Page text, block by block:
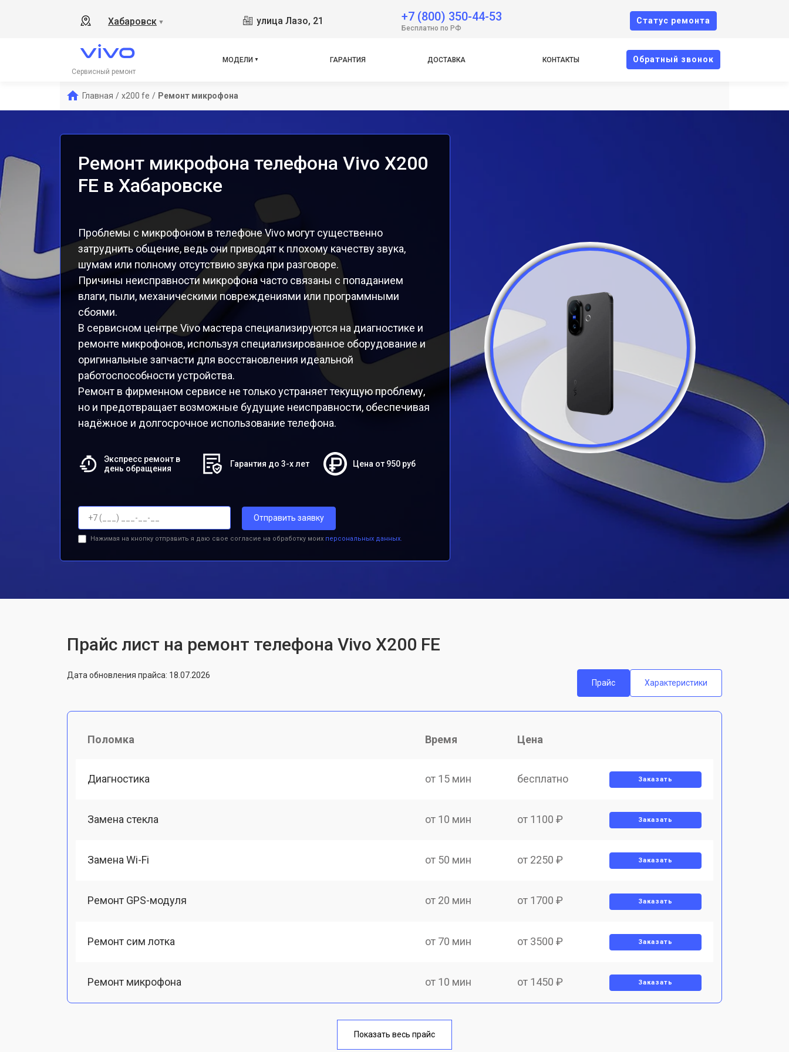
Хабаровск ▼ улица Лазо, 21 +7 (800) 350-44-53
Бесплатно по РФ
Cтатус ремонта
Сервисный ремонт
МОДЕЛИ
V21e
V23e
Y12
ГАРАНТИЯ ДОСТАВКА КОНТАКТЫ Oбратный звонок
Главная / x200 fe / Ремонт микрофона
Ремонт микрофона телефона Vivo X200
FE в Хабаровске
Проблемы с микрофоном в телефоне Vivo могут существенно
затруднить общение, ведь они приводят к плохому качеству звука,
шумам или полному отсутствию звука при разговоре.
Причины неисправности микрофона часто связаны с попаданием
влаги, пыли, механическими повреждениями или программными
сбоями.
В сервисном центре Vivo мастера специализируются на диагностике и
ремонте микрофонов, используя специализированное оборудование и
оригинальные запчасти для восстановления идеальной
работоспособности устройства.
Ремонт в фирменном сервисе не только устраняет текущую проблему,
но и предотвращает возможные будущие неисправности, обеспечивая
надёжное и долгосрочное использование телефона.
Экспресс ремонт в
день обращения
Гарантия до 3-х лет Цена от 950 руб
Отправить заявку
Нажимая на кнопку отправить я даю свое согласие на обработку моих персональных данных.
Прайс лист на ремонт телефона Vivo X200 FE
Дата обновления прайса: 18.07.2026
Прайс
Характеристики
Поломка Время Цена
Диагностика от 15 мин бесплатно Заказать
Замена стекла от 10 мин от 1100 ₽ Заказать
Замена Wi-Fi от 50 мин от 2250 ₽ Заказать
Ремонт GPS-модуля от 20 мин от 1700 ₽ Заказать
Ремонт сим лотка от 70 мин от 3500 ₽ Заказать
Ремонт микрофона от 10 мин от 1450 ₽ Заказать
от 40 мин
Показать весь прайс